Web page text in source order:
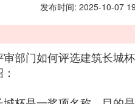
发布时间: 2025-10-07
部门如何评选建筑长城